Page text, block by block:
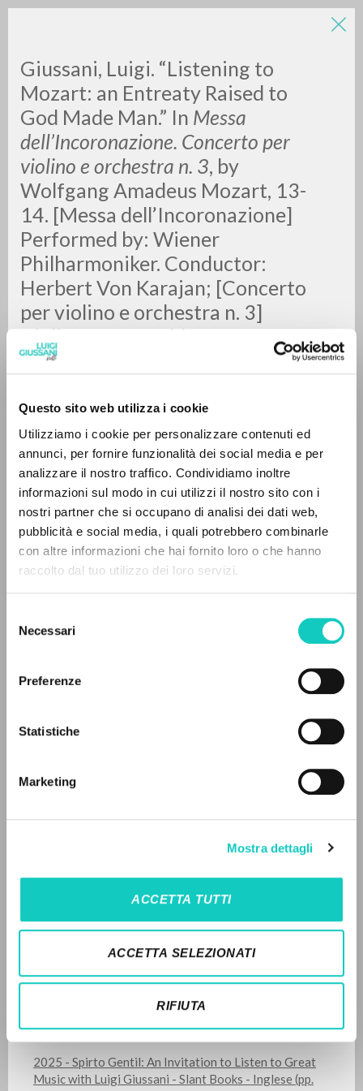
Questo sito web utilizza i cookie
Utilizziamo i cookie per personalizzare contenuti ed
annunci, per fornire funzionalità dei social media e per
analizzare il nostro traffico. Condividiamo inoltre
informazioni sul modo in cui utilizzi il nostro sito con i
nostri partner che si occupano di analisi dei dati web,
pubblicità e social media, i quali potrebbero combinarle
con altre informazioni che hai fornito loro o che hanno
raccolto dal tuo utilizzo dei loro servizi.
delNecessari
Preferenze
Statistiche
Marketing
Mostra dettagli
ACCETTA TUTTI
ACCETTA SELEZIONATI
RIFIUTA
Giussani, Luigi. “Listening to
Mozart: an Entreaty Raised to
God Made Man.” In Messa
dell’Incoronazione. Concerto per
violino e orchestra n. 3, by
Wolfgang Amadeus Mozart, 13-
14. [Messa dell’Incoronazione]
Performed by: Wiener
Philharmoniker. Conductor:
Herbert Von Karajan; [Concerto
per violino e orchestra n. 3]
Violin: Anne-Sophie Mutter.
Performed by: Berliner
Herbert Von Karajan. Spirto
Gentil, 16. [S.l.]: Deutsche
Grammophon, 2000. [CD-Audio +
booklet].
Giussani Luigi
Deutsche Grammophon
2000
21/05/2025
LEGGI IL FULL TEXT NELL'EDIZIONE
DISPONIBILE
2025 - Spirto Gentil: An Invitation to Listen to Great
Music with Luigi Giussani - Slant Books - Inglese (pp.
RICERCA AVANZATA »
0DOCUMENTI TROVATI
IL PROGETTO
testi integrali in 5 lingue e percorsi tematici
Italiano Inglese Spagnolo
NEWSLETTER
eventi e percorsi editoriali.
Iscriviti